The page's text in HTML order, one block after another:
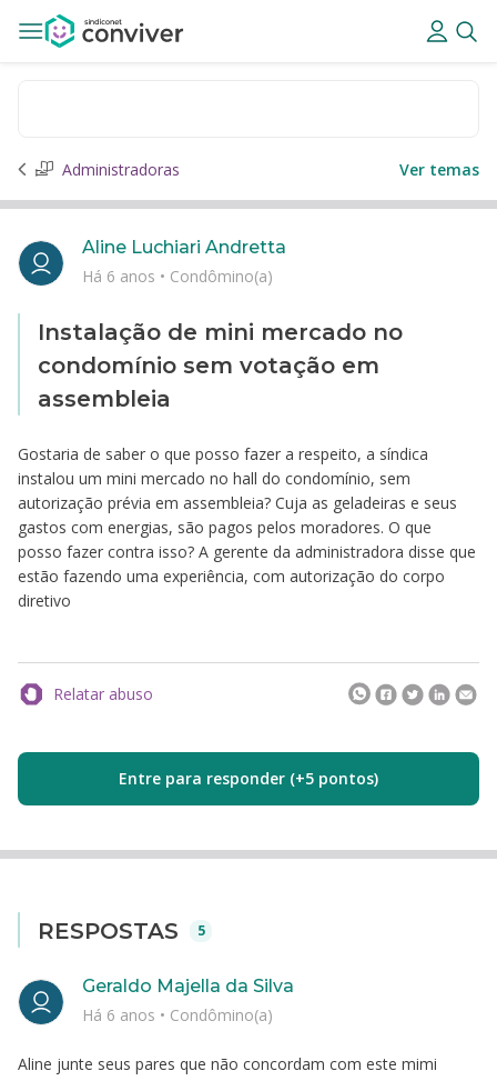
Administradoras Ver temas
Instalação de mini mercado no
condomínio sem votação em
assembleia
Gostaria de saber o que posso fazer a respeito, a síndica
instalou um mini mercado no hall do condomínio, sem
autorização prévia em assembleia? Cuja as geladeiras e seus
gastos com energias, são pagos pelos moradores. O que
posso fazer contra isso? A gerente da administradora disse que
estão fazendo uma experiência, com autorização do corpo
diretivo
Aline Luchiari Andretta
Há 6 anos • Condômino(a)
Relatar abuso
Entre para responder (+5 pontos)
RESPOSTAS 5
Aline junte seus pares que não concordam com este mimi
Geraldo Majella da Silva
Há 6 anos • Condômino(a)